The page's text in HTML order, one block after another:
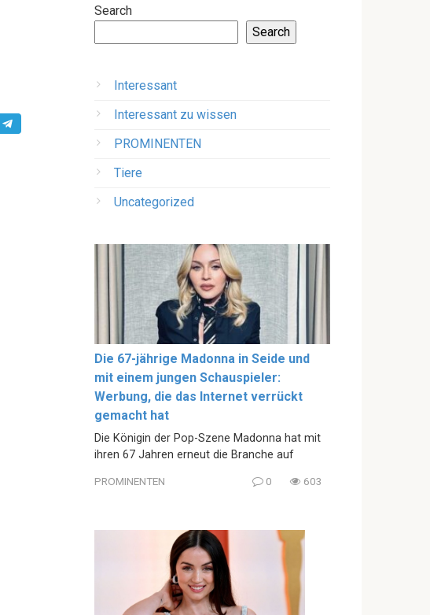
Search
Search
Interessant
Interessant zu wissen
PROMINENTEN
Tiere
Uncategorized
Die 67-jährige Madonna in Seide und
mit einem jungen Schauspieler:
Werbung, die das Internet verrückt
gemacht hat
Die Königin der Pop-Szene Madonna hat mit
ihren 67 Jahren erneut die Branche auf
PROMINENTEN 0 603